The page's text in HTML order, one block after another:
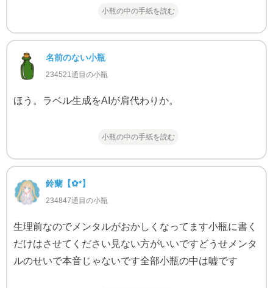
小瓶の中の手紙を読む
名前のない小瓶
234521通目の小瓶
ほう。ラベル生成をAIが肩代わりか。
小瓶の中の手紙を読む
鈴蘭‬【✿*】
234847通目の小瓶
生理前なのでメンタルがおかしくなってます小瓶に書く
だけはさせてください見ない方がいいですどうせメンタ
ルのせいで本音じゃないです全部小瓶の中は嘘です